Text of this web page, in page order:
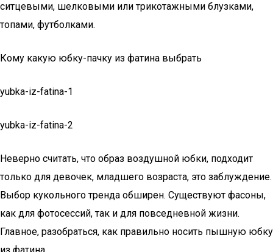
ситцевыми, шелковыми или трикотажными блузками,
топами, футболками.
Кому какую юбку-пачку из фатина выбрать
yubka-iz-fatina-1
yubka-iz-fatina-2
Неверно считать, что образ воздушной юбки, подходит
только для девочек, младшего возраста, это заблуждение.
Выбор кукольного тренда обширен. Существуют фасоны,
как для фотосессий, так и для повседневной жизни.
Главное, разобраться, как правильно носить пышную юбку